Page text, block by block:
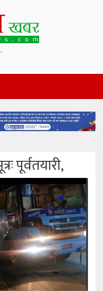
पूर्वतयारी,